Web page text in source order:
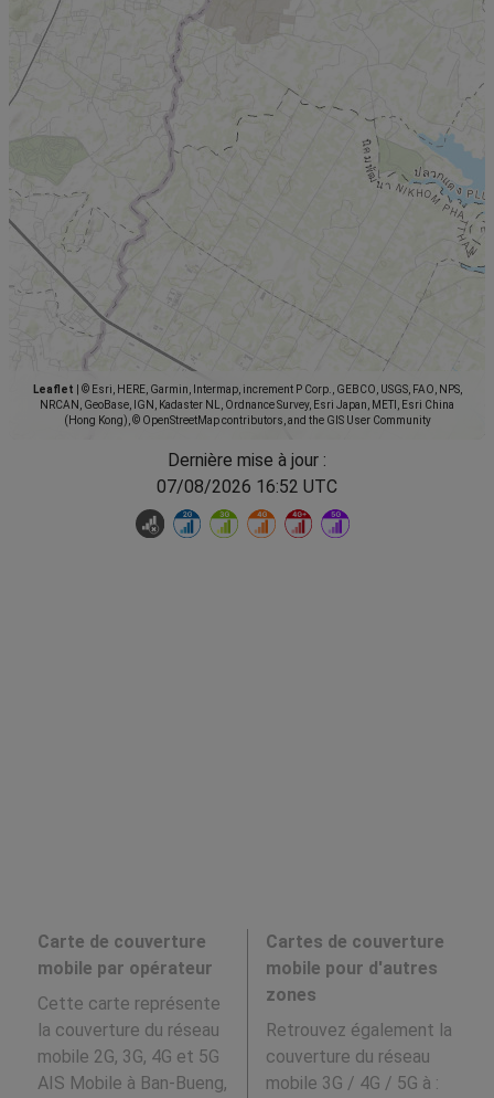
Leaflet
© Esri, HERE, Garmin, Intermap, increment P Corp., GEBCO, USGS, FAO, NPS,
NRCAN, GeoBase, IGN, Kadaster NL, Ordnance Survey, Esri Japan, METI, Esri China
(Hong Kong), © OpenStreetMap contributors, and the GIS User Community
Dernière mise à jour :
07/08/2026 16:52 UTC
Carte de couverture
mobile par opérateur
Cette carte représente
la couverture du réseau
mobile 2G, 3G, 4G et 5G
AIS Mobile à Ban-Bueng,
Cartes de couverture
mobile pour d'autres
zones
Retrouvez également la
couverture du réseau
mobile 3G / 4G / 5G à :